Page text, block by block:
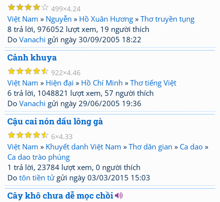
☆
☆
☆
☆
☆ 499 4.24
Việt Nam » Nguyễn » Hồ Xuân Hương » Thơ truyền tụng
8 trả lời, 976052 lượt xem, 19 người thích
Do Vanachi gửi ngày 30/09/2005 18:22
Cảnh khuya
☆
☆
☆
☆
☆ 922 4.46
Việt Nam » Hiện đại » Hồ Chí Minh » Thơ tiếng Việt
6 trả lời, 1048821 lượt xem, 57 người thích
Do Vanachi gửi ngày 29/06/2005 19:36
Cậu cai nón dấu lông gà
☆
☆
☆
☆
☆ 6 4.33
Việt Nam » Khuyết danh Việt Nam » Thơ dân gian » Ca dao »
Ca dao trào phúng
1 trả lời, 23784 lượt xem, 0 người thích
Do tôn tiền tửgửi ngày 03/03/2015 15:03
Cây khô chưa dễ mọc chồi